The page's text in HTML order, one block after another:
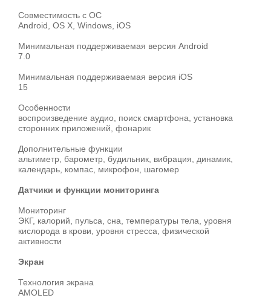
Совместимость с ОС
Android, OS X, Windows, iOS
Минимальная поддерживаемая версия Android
7.0
Минимальная поддерживаемая версия iOS
15
Особенности
воспроизведение аудио, поиск смартфона, установка
сторонних приложений, фонарик
Дополнительные функции
альтиметр, барометр, будильник, вибрация, динамик,
календарь, компас, микрофон, шагомер
Датчики и функции мониторинга
Мониторинг
ЭКГ, калорий, пульса, сна, температуры тела, уровня
кислорода в крови, уровня стресса, физической
активности
Экран
Технология экрана
AMOLED